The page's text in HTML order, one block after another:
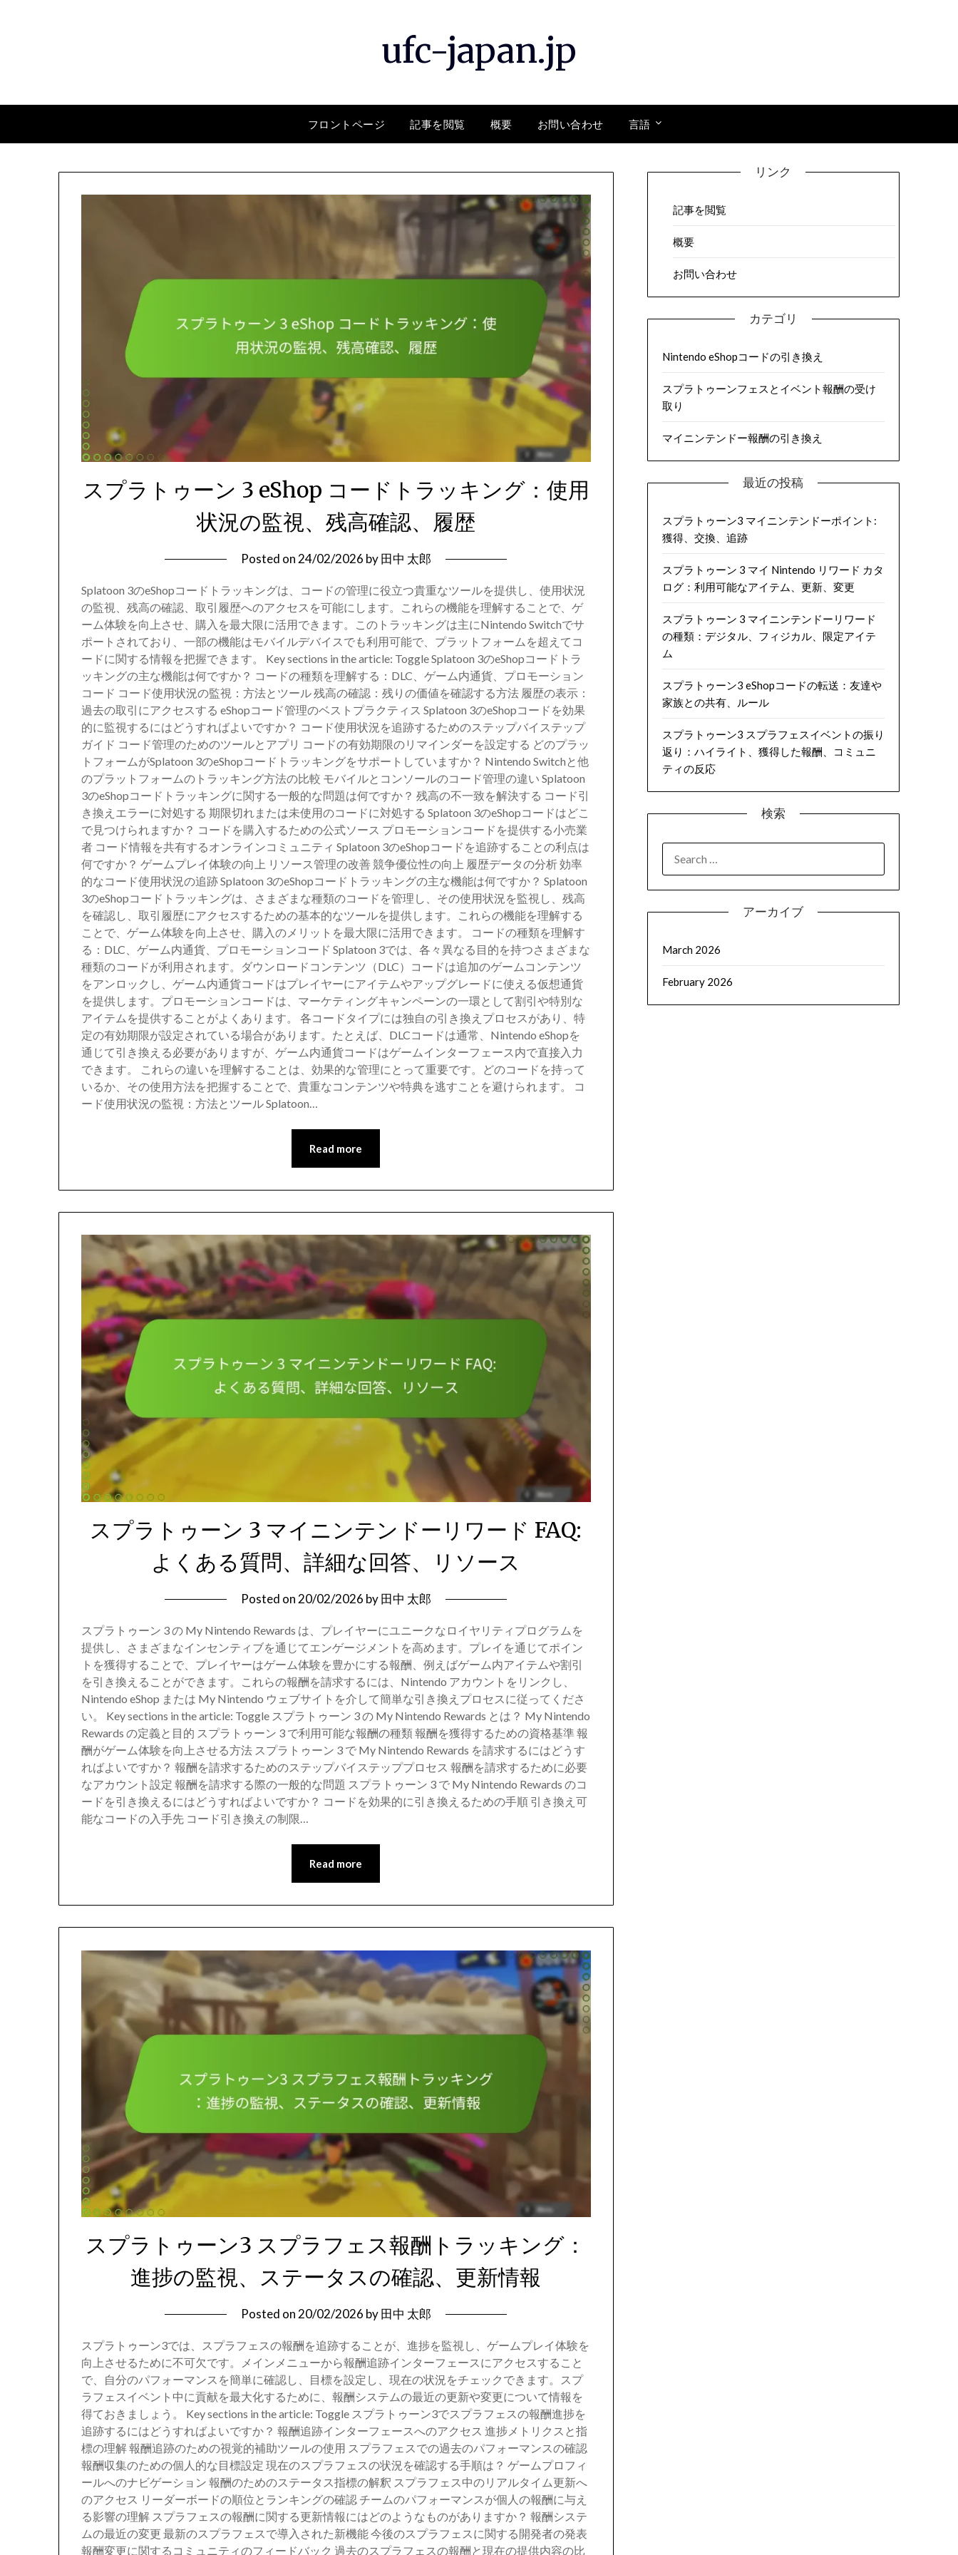
ufc-japan.jp
フロントページ 記事を閲覧 概要 お問い合わせ 言語
スプラトゥーン 3 eShop コードトラッキング：使用
状況の監視、残高確認、履歴
Posted on 24/02/2026 by田中 太郎
Splatoon 3のeShopコードトラッキングは、コードの管理に役立つ貴重なツールを提供し、使用状況
の監視、残高の確認、取引履歴へのアクセスを可能にします。これらの機能を理解することで、ゲ
ーム体験を向上させ、購入を最大限に活用できます。このトラッキングは主にNintendo Switchでサ
ポートされており、一部の機能はモバイルデバイスでも利用可能で、プラットフォームを超えてコ
ードに関する情報を把握できます。 Key sections in the article: Toggle Splatoon 3のeShopコードトラ
ッキングの主な機能は何ですか？ コードの種類を理解する：DLC、ゲーム内通貨、プロモーション
コード コード使用状況の監視：方法とツール 残高の確認：残りの価値を確認する方法 履歴の表示：
過去の取引にアクセスする eShopコード管理のベストプラクティス Splatoon 3のeShopコードを効果
的に監視するにはどうすればよいですか？ コード使用状況を追跡するためのステップバイステップ
ガイド コード管理のためのツールとアプリ コードの有効期限のリマインダーを設定する どのプラッ
トフォームがSplatoon 3のeShopコードトラッキングをサポートしていますか？ Nintendo Switchと他
のプラットフォームのトラッキング方法の比較 モバイルとコンソールのコード管理の違い Splatoon
3のeShopコードトラッキングに関する一般的な問題は何ですか？ 残高の不一致を解決する コード引
き換えエラーに対処する 期限切れまたは未使用のコードに対処する Splatoon 3のeShopコードはどこ
で見つけられますか？ コードを購入するための公式ソース プロモーションコードを提供する小売業
者 コード情報を共有するオンラインコミュニティ Splatoon 3のeShopコードを追跡することの利点は
何ですか？ ゲームプレイ体験の向上 リソース管理の改善 競争優位性の向上 履歴データの分析 効率
的なコード使用状況の追跡 Splatoon 3のeShopコードトラッキングの主な機能は何ですか？ Splatoon
3のeShopコードトラッキングは、さまざまな種類のコードを管理し、その使用状況を監視し、残高
を確認し、取引履歴にアクセスするための基本的なツールを提供します。これらの機能を理解する
ことで、ゲーム体験を向上させ、購入のメリットを最大限に活用できます。 コードの種類を理解す
る：DLC、ゲーム内通貨、プロモーションコード Splatoon 3では、各々異なる目的を持つさまざまな
種類のコードが利用されます。ダウンロードコンテンツ（DLC）コードは追加のゲームコンテンツ
をアンロックし、ゲーム内通貨コードはプレイヤーにアイテムやアップグレードに使える仮想通貨
を提供します。プロモーションコードは、マーケティングキャンペーンの一環として割引や特別な
アイテムを提供することがよくあります。 各コードタイプには独自の引き換えプロセスがあり、特
定の有効期限が設定されている場合があります。たとえば、DLCコードは通常、Nintendo eShopを
通じて引き換える必要がありますが、ゲーム内通貨コードはゲームインターフェース内で直接入力
できます。 これらの違いを理解することは、効果的な管理にとって重要です。どのコードを持って
いるか、その使用方法を把握することで、貴重なコンテンツや特典を逃すことを避けられます。 コ
ード使用状況の監視：方法とツール Splatoon…
Read more
スプラトゥーン 3 マイニンテンドーリワード FAQ:
よくある質問、詳細な回答、リソース
Posted on20/02/2026 by田中 太郎
スプラトゥーン 3 の My Nintendo Rewards は、プレイヤーにユニークなロイヤリティプログラムを
提供し、さまざまなインセンティブを通じてエンゲージメントを高めます。プレイを通じてポイン
トを獲得することで、プレイヤーはゲーム体験を豊かにする報酬、例えばゲーム内アイテムや割引
を引き換えることができます。これらの報酬を請求するには、Nintendo アカウントをリンクし、
Nintendo eShop または My Nintendo ウェブサイトを介して簡単な引き換えプロセスに従ってくださ
い。 Key sections in the article: Toggle スプラトゥーン 3 の My Nintendo Rewards とは？ My Nintendo
Rewards の定義と目的 スプラトゥーン 3 で利用可能な報酬の種類 報酬を獲得するための資格基準 報
酬がゲーム体験を向上させる方法 スプラトゥーン 3 で My Nintendo Rewards を請求するにはどうす
ればよいですか？ 報酬を請求するためのステップバイステッププロセス 報酬を請求するために必要
なアカウント設定 報酬を請求する際の一般的な問題 スプラトゥーン 3 で My Nintendo Rewards のコ
ードを引き換えるにはどうすればよいですか？ コードを効果的に引き換えるための手順 引き換え可
能なコードの入手先 コード引き換えの制限…
Read more
スプラトゥーン3 スプラフェス報酬トラッキング：
進捗の監視、ステータスの確認、更新情報
Posted on20/02/2026 by田中 太郎
スプラトゥーン3では、スプラフェスの報酬を追跡することが、進捗を監視し、ゲームプレイ体験を
向上させるために不可欠です。メインメニューから報酬追跡インターフェースにアクセスすること
で、自分のパフォーマンスを簡単に確認し、目標を設定し、現在の状況をチェックできます。スプ
ラフェスイベント中に貢献を最大化するために、報酬システムの最近の更新や変更について情報を
得ておきましょう。 Key sections in the article: Toggle スプラトゥーン3でスプラフェスの報酬進捗を
追跡するにはどうすればよいですか？ 報酬追跡インターフェースへのアクセス 進捗メトリクスと指
標の理解 報酬追跡のための視覚的補助ツールの使用 スプラフェスでの過去のパフォーマンスの確認
報酬収集のための個人的な目標設定 現在のスプラフェスの状況を確認する手順は？ ゲームプロフィ
ールへのナビゲーション 報酬のためのステータス指標の解釈 スプラフェス中のリアルタイム更新へ
のアクセス リーダーボードの順位とランキングの確認 チームのパフォーマンスが個人の報酬に与え
る影響の理解 スプラフェスの報酬に関する更新情報にはどのようなものがありますか？ 報酬システ
ムの最近の変更 最新のスプラフェスで導入された新機能 今後のスプラフェスに関する開発者の発表
報酬変更に関するコミュニティのフィードバック 過去のスプラフェスの報酬と現在の提供内容の比
リンク
記事を閲覧
概要
お問い合わせ
カテゴリ
Nintendo eShopコードの引き換え
スプラトゥーンフェスとイベント報酬の受け
取り
マイニンテンドー報酬の引き換え
最近の投稿
スプラトゥーン3 マイニンテンドーポイント:
獲得、交換、追跡
スプラトゥーン 3 マイ Nintendo リワード カタ
ログ：利用可能なアイテム、更新、変更
スプラトゥーン 3 マイニンテンドーリワード
の種類：デジタル、フィジカル、限定アイテ
ム
スプラトゥーン3 eShopコードの転送：友達や
家族との共有、ルール
スプラトゥーン3 スプラフェスイベントの振り
返り：ハイライト、獲得した報酬、コミュニ
ティの反応
検索
FOR:
アーカイブ
March 2026
February 2026